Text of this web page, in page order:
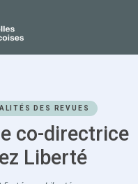
DES REVUES
co-directrice
Liberté